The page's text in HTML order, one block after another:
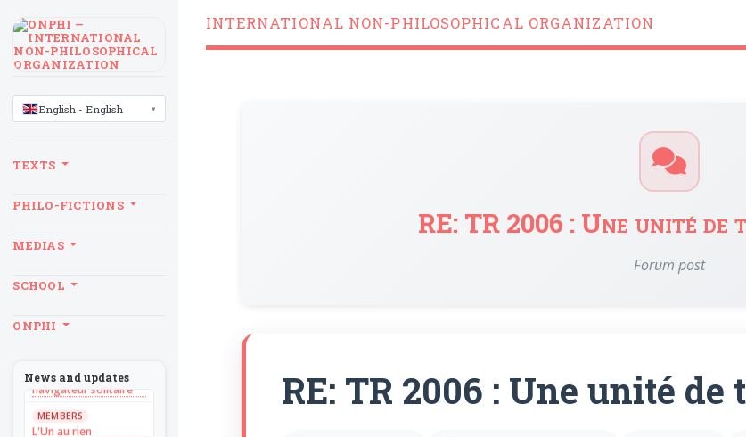
INTERNATIONAL NON-PHILOSOPHICAL ORGANIZATION
RE: TR 2006 : Une unité
Forum post
RE: TR 2006 : Une unité
LANGUAGE
English - English
TEXTS
PHILO-FICTIONS
MEDIAS
SCHOOL
ONPHI
News and updates
Sans recul
Théorie du
navigateur solitaire
MEMBERS
L'Un au rien